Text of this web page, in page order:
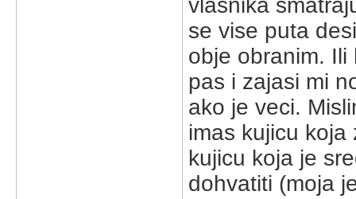
vlasnika
se vise puta
obje obranim.
pas i zajasi mi
ako je veci.
imas kujicu koja
kujicu koja je
dohvatiti (moja